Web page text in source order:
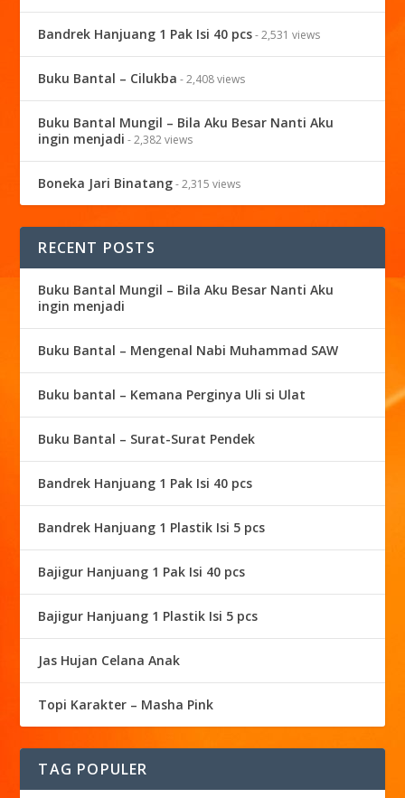
Bandrek Hanjuang 1 Pak Isi 40 pcs- 2,531 views
Buku Bantal – Cilukba - 2,408 views
Buku Bantal Mungil – Bila Aku Besar Nanti Aku
ingin menjadi - 2,382 views
Boneka Jari Binatang- 2,315 views
RECENT POSTS
Buku Bantal Mungil – Bila Aku Besar Nanti Aku
ingin menjadi
Buku Bantal – Mengenal Nabi Muhammad SAW
Buku bantal – Kemana Perginya Uli si Ulat
Buku Bantal – Surat-Surat Pendek
Bandrek Hanjuang 1 Pak Isi 40 pcs
Bandrek Hanjuang 1 Plastik Isi 5 pcs
Bajigur Hanjuang 1 Pak Isi 40 pcs
Bajigur Hanjuang 1 Plastik Isi 5 pcs
Jas Hujan Celana Anak
Topi Karakter – Masha Pink
TAG POPULER